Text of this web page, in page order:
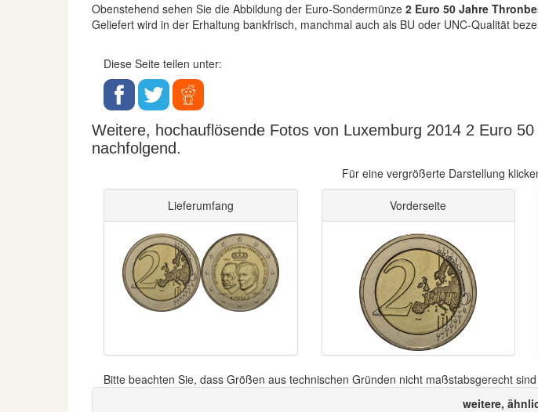
Obenstehend sehen Sie die Abbildung der Euro-Sondermünze 2 Euro 50 Jahre
Geliefert wird in der Erhaltung bankfrisch, manchmal auch als BU oder UNC-Qualität
Diese Seite teilen unter:
Weitere, hochauflösende Fotos von Luxemburg 2014 2 Euro
nachfolgend.
Für eine vergrößerte Darstellung
Lieferumfang Vorderseite
Bitte beachten Sie, dass Größen aus technischen Gründen nicht maßstabsgerecht
weitere,